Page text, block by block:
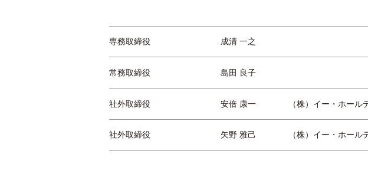
専務取締役 成清 一之
常務取締役 島田 良子
社外取締役 安倍 康一 （株）イー・ホー
社外取締役 矢野 雅己 （株）イー・ホー